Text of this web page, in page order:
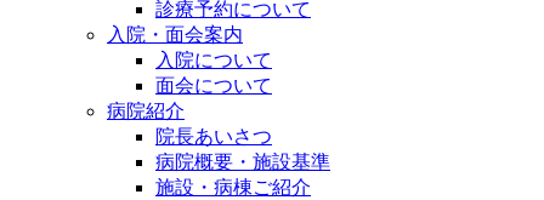
診療予約について
入院・面会案内
入院について
面会について
病院紹介
院長あいさつ
病院概要・施設基準
施設・病棟ご紹介